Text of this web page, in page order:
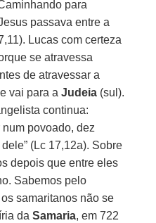
para
passava entre a
Lucas com certeza
se atravessa
de atravessar a
vai para aJudeia (sul).
continua:
num povoado, dez
(Lc 17,12a). Sobre
depois que entre eles
Sabemos pelo
samaritanos não se
daSamaria, em 722